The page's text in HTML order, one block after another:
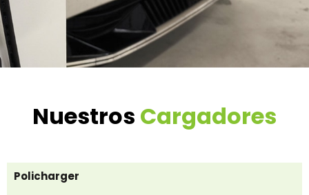
Nuestros Cargadores
Policharger